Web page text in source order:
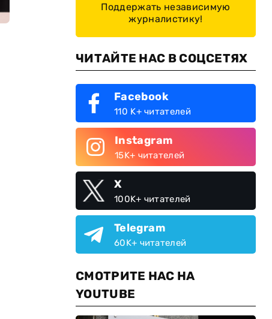
Поддержать независимую
журналистику!
ЧИТАЙТЕ НАС В СОЦСЕТЯХ
Facebook
110 K+ читателей
Instagram
15K+ читателей
X
100K+ читателей
Telegram
60K+ читателей
СМОТРИТЕ НАС НА
YOUTUBE